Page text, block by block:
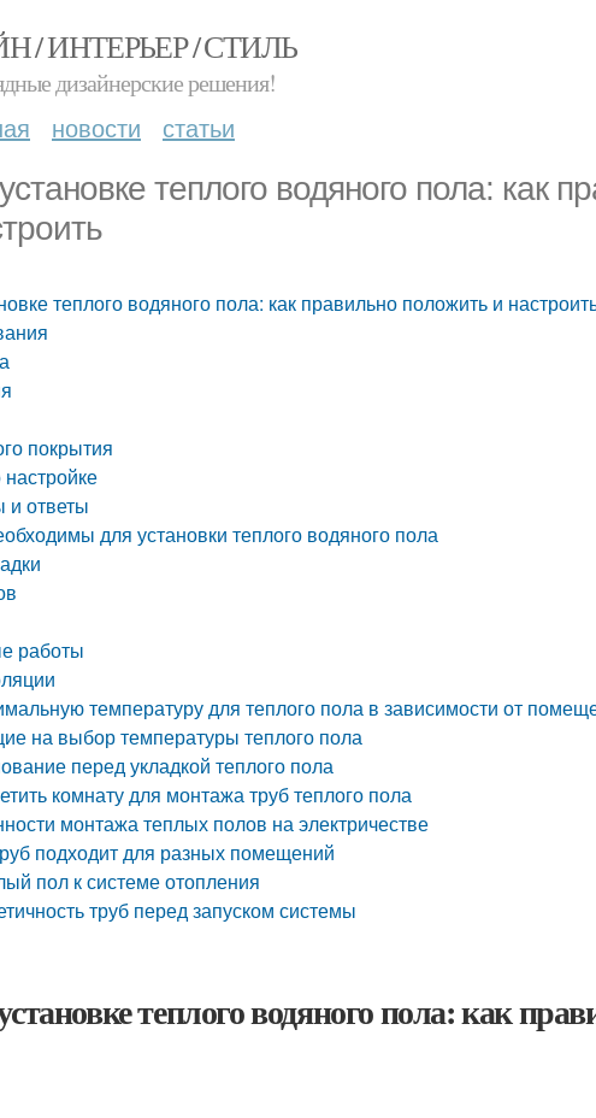
/ ИНТЕРЬЕР / СТИЛЬ
дизайнерские решения!
новости статьи
теплого водяного пола: как
теплого водяного пола: как правильно положить и
покрытия
ответы
для установки теплого водяного пола
работы
температуру для теплого пола в зависимости от
на выбор температуры теплого пола
перед укладкой теплого пола
комнату для монтажа труб теплого пола
монтажа теплых полов на электричестве
подходит для разных помещений
пол к системе отопления
труб перед запуском системы
теплого водяного пола: как